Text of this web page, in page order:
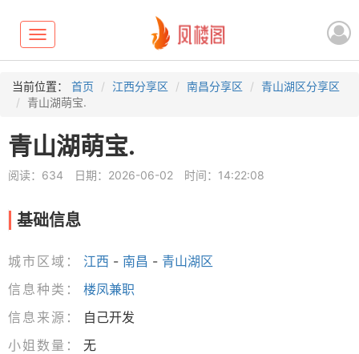
Toggle
navigation
当前位置： 首页 江西分享区 南昌分享区
青山湖区分享区
青山湖萌宝.
青山湖萌宝.
阅读：634 日期：2026-06-02 时间：14:22:08
基础信息
城市区域： 江西 - 南昌 - 青山湖区
信息种类：
楼凤兼职
信息来源：
自己开发
小姐数量：
无